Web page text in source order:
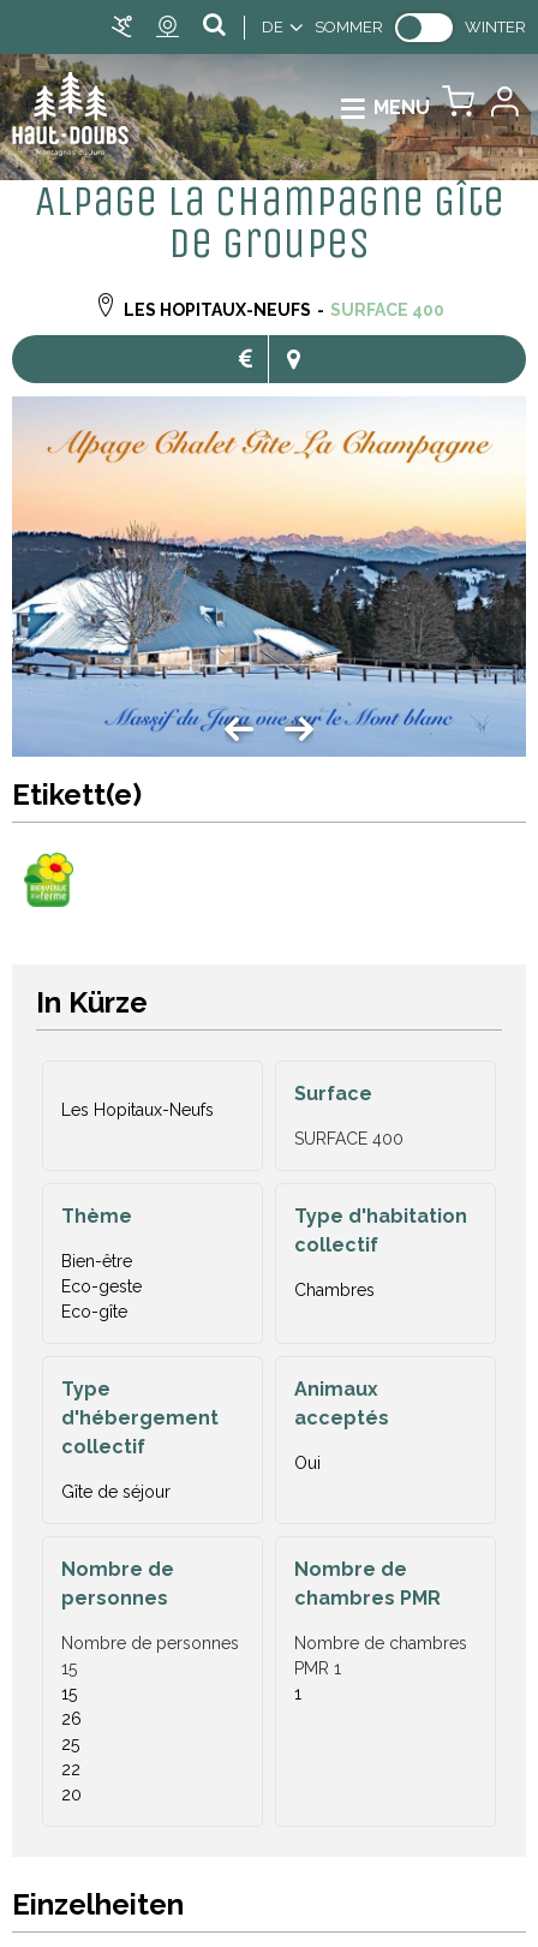
DE SOMMER WINTER
MENU
Alpage La Champagne Gîte
de groupes
LES HOPITAUX-NEUFS SURFACE 400
Etikett(e)
In Kürze
Les Hopitaux-Neufs
Surface
SURFACE 400
Thème
Bien-être
Eco-geste
Eco-gîte
Type d'habitation
collectif
Chambres
Type
d'hébergement
collectif
Gîte de séjour
Animaux
acceptés
Oui
Nombre de
personnes
Nombre de personnes
15
15
26
25
22
20
Nombre de
chambres PMR
Nombre de chambres
PMR 1
1
Einzelheiten